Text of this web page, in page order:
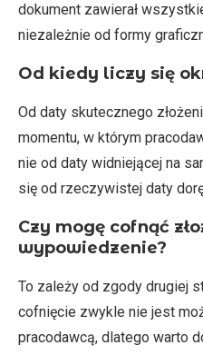
dokument zawierał
niezależnie od formy
Od kiedy liczy się
Od daty skutecznego
momentu, w którym
nie od daty widniejącej na
się od rzeczywistej daty
Czy mogę cofnąć
wypowiedzenie?
To zależy od zgody drugiej
cofnięcie zwykle nie jest
pracodawcą, dlatego warto